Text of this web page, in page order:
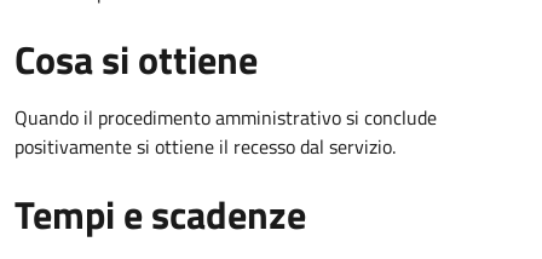
Cosa si ottiene
Quando il procedimento amministrativo si conclude
positivamente si ottiene il recesso dal servizio.
Tempi e scadenze